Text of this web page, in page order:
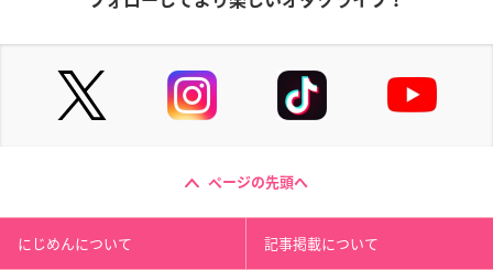
ページの先頭へ
にじめんについて 記事掲載について